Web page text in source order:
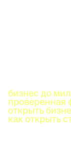
бизнес до
проверенная
открыть
как открыть